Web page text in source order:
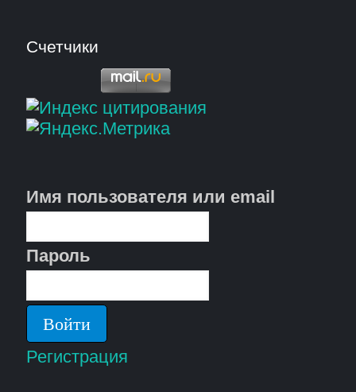
Счетчики
Имя пользователя или email
Пароль
Регистрация